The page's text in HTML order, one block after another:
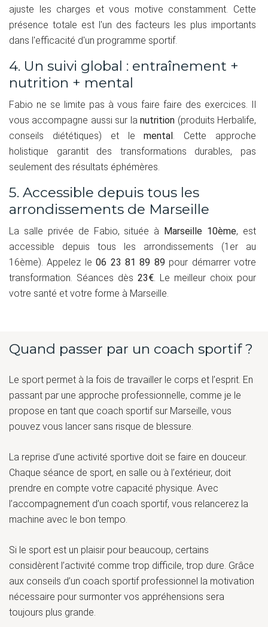
ajuste les charges et vous motive constamment. Cette
présence totale est l'un des facteurs les plus importants
dans l'efficacité d'un programme sportif.
4. Un suivi global : entraînement +
nutrition + mental
Fabio ne se limite pas à vous faire faire des exercices. Il
vous accompagne aussi sur lanutrition (produits Herbalife,
conseils diététiques) et lemental. Cette approche
holistique garantit des transformations durables, pas
seulement des résultats éphémères.
5. Accessible depuis tous les
arrondissements de Marseille
La salle privée de Fabio, située à Marseille 10ème, est
accessible depuis tous les arrondissements (1er au
16ème). Appelez le06 23 81 89 89 pour démarrer votre
transformation. Séances dès 23€. Le meilleur choix pour
votre santé et votre forme à Marseille.
Quand passer par un coach sportif ?
Le sport permet à la fois de travailler le corps et l’esprit. En
passant par une approche professionnelle, comme je le
propose en tant que coach sportif sur Marseille, vous
pouvez vous lancer sans risque de blessure.
La reprise d’une activité sportive doit se faire en douceur.
Chaque séance de sport, en salle ou à l’extérieur, doit
prendre en compte votre capacité physique. Avec
l’accompagnement d’un coach sportif, vous relancerez la
machine avec le bon tempo.
Si le sport est un plaisir pour beaucoup, certains
considèrent l’activité comme trop difficile, trop dure. Grâce
aux conseils d’un coach sportif professionnel la motivation
nécessaire pour surmonter vos appréhensions sera
toujours plus grande.